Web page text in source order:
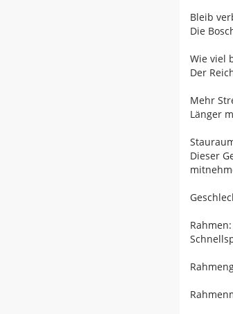
Bleib
Die
Wie viel
Der
Mehr
Länger
Dieser